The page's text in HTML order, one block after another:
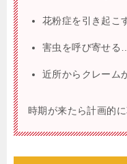
花粉症を引き起こ
害虫を呼び寄せる
近所からクレーム
時期が来たら計画的